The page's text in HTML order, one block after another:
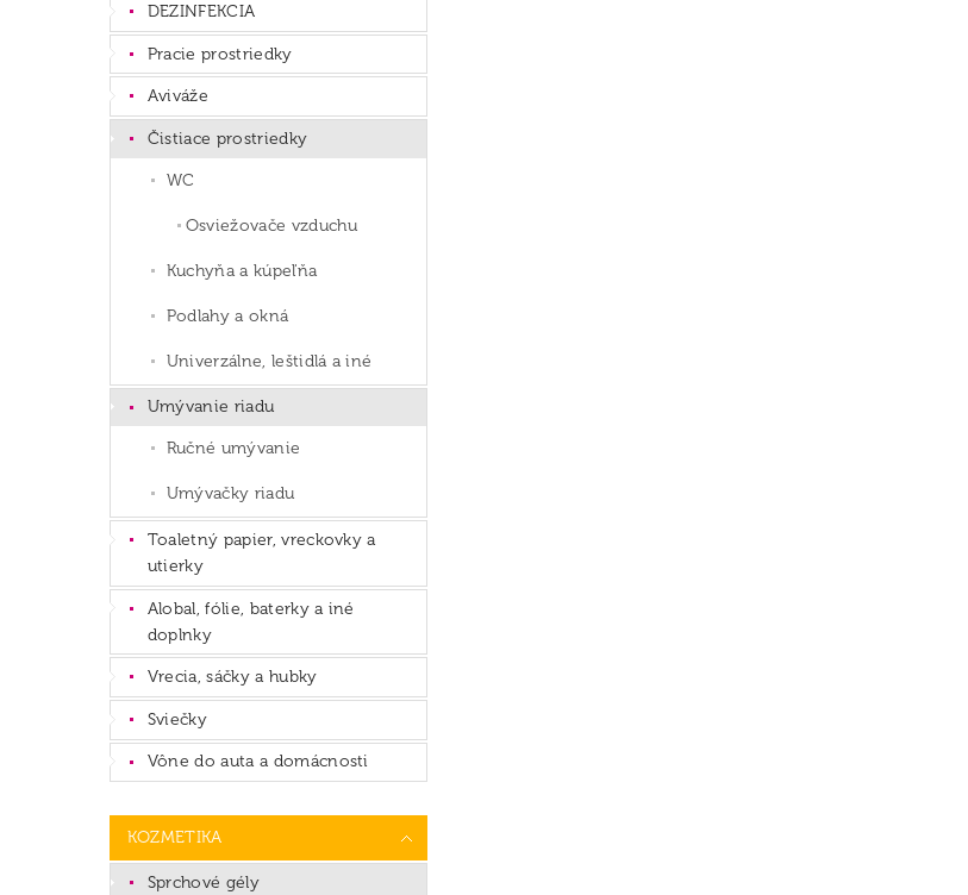
DEZINFEKCIA
Pracie prostriedky
Aviváže
Čistiace prostriedky
WC
Osviežovače vzduchu
Kuchyňa a kúpeľňa
Podlahy a okná
Univerzálne, leštidlá a iné
Umývanie riadu
Ručné umývanie
Umývačky riadu
Toaletný papier, vreckovky a
utierky
Alobal, fólie, baterky a iné
doplnky
Vrecia, sáčky a hubky
Sviečky
Vône do auta a domácnosti
KOZMETIKA
Sprchové gély